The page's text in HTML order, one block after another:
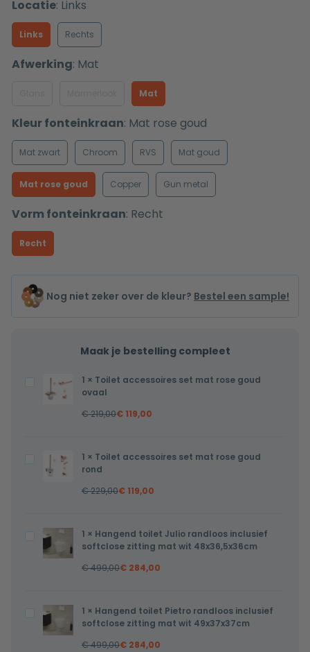
Locatie: Links
Links Rechts
Afwerking: Mat
Mat
Kleur fonteinkraan: Mat rose goud
Mat zwart Chroom RVS Mat goud
Mat rose goud Copper Gun metal
Vorm fonteinkraan: Recht
Recht
Nog niet zeker over de kleur? Bestel een sample!
Maak je bestelling compleet
Toilet
accessoires
rose
goud
1 × Toilet accessoires set mat rose goud
ovaal
€219,00€ 119,00
Toilet
accessoires
rose
goud
rond
1 × Toilet accessoires set mat rose goud
rond
€229,00€ 119,00
Hangend
toilet
inclusief
softclose
zitting
1 × Hangend toilet Julio randloos inclusief
softclose zitting mat wit 48x36,5x36cm
€499,00€ 284,00
Hangend
toilet
1 × Hangend toilet Pietro randloos inclusief
softclose zitting mat wit 49x37x37cm
€499,00€ 284,00